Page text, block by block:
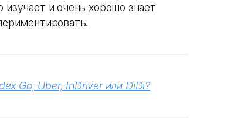
и очень хорошо знает
Go, Uber, InDriver или DiDi?